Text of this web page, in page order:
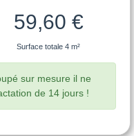
59,60 €
Surface totale 4 m²
sur mesure il ne
de 14 jours !